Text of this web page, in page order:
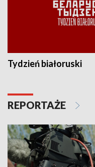
Tydzień białoruski
REPORTAŻE